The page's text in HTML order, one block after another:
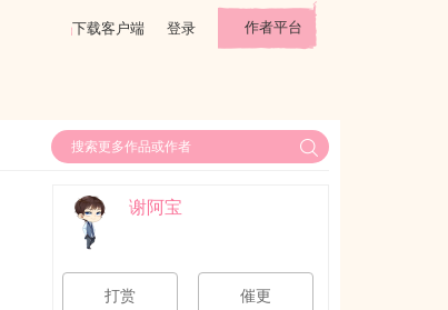
下载客户端 登录 作者平台
谢阿宝
打赏 催更